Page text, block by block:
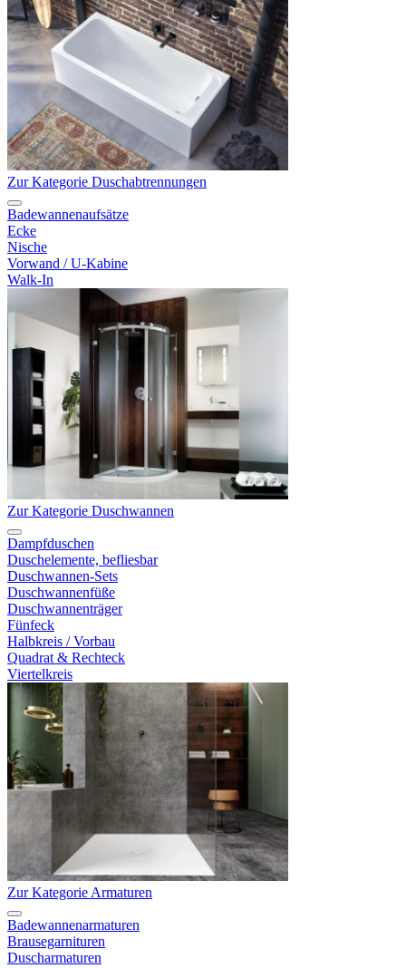
Zur Kategorie Duschabtrennungen
Badewannenaufsätze
Ecke
Nische
Vorwand / U-Kabine
Walk-In
Zur Kategorie Duschwannen
Dampfduschen
Duschelemente, befliesbar
Duschwannen-Sets
Duschwannenfüße
Duschwannenträger
Fünfeck
Halbkreis / Vorbau
Quadrat & Rechteck
Viertelkreis
Zur Kategorie Armaturen
Badewannenarmaturen
Brausegarnituren
Duscharmaturen